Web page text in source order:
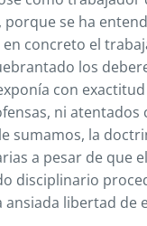
se ha
concreto el
los
con
ni
sumamos, la
a pesar de que
disciplinario
libertad de